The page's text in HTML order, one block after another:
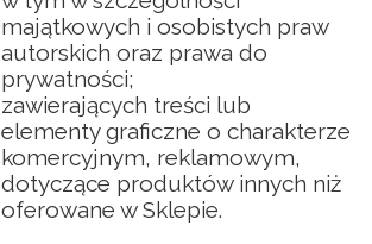
majątkowych i osobistych praw
autorskich oraz prawa do
prywatności;
zawierających treści lub
elementy graficzne o charakterze
komercyjnym, reklamowym,
dotyczące produktów innych niż
oferowane w Sklepie.